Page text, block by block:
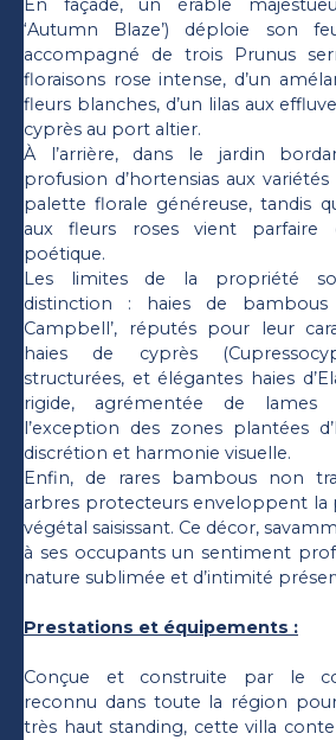
En façade, un érable
‘Autumn Blaze’) déploie son
accompagné de trois Prunus
floraisons rose intense, d’un
fleurs blanches, d’un lilas aux
cyprès au port altier.
À l’arrière, dans le jardin
profusion d’hortensias aux
palette florale généreuse, tandis
aux fleurs roses vient parfaire
poétique.
Les limites de la propriété
distinction : haies de bambous
Campbell’, réputés pour leur
haies de cyprès
structurées, et élégantes haies
rigide, agrémentée de lames
l’exception des zones plantées
discrétion et harmonie visuelle.
Enfin, de rares bambous non
arbres protecteurs enveloppent la
végétal saisissant. Ce décor,
à ses occupants un sentiment
nature sublimée et d’intimité
Prestations et équipements :
Conçue et construite par le
reconnu dans toute la région
très haut standing, cette villa